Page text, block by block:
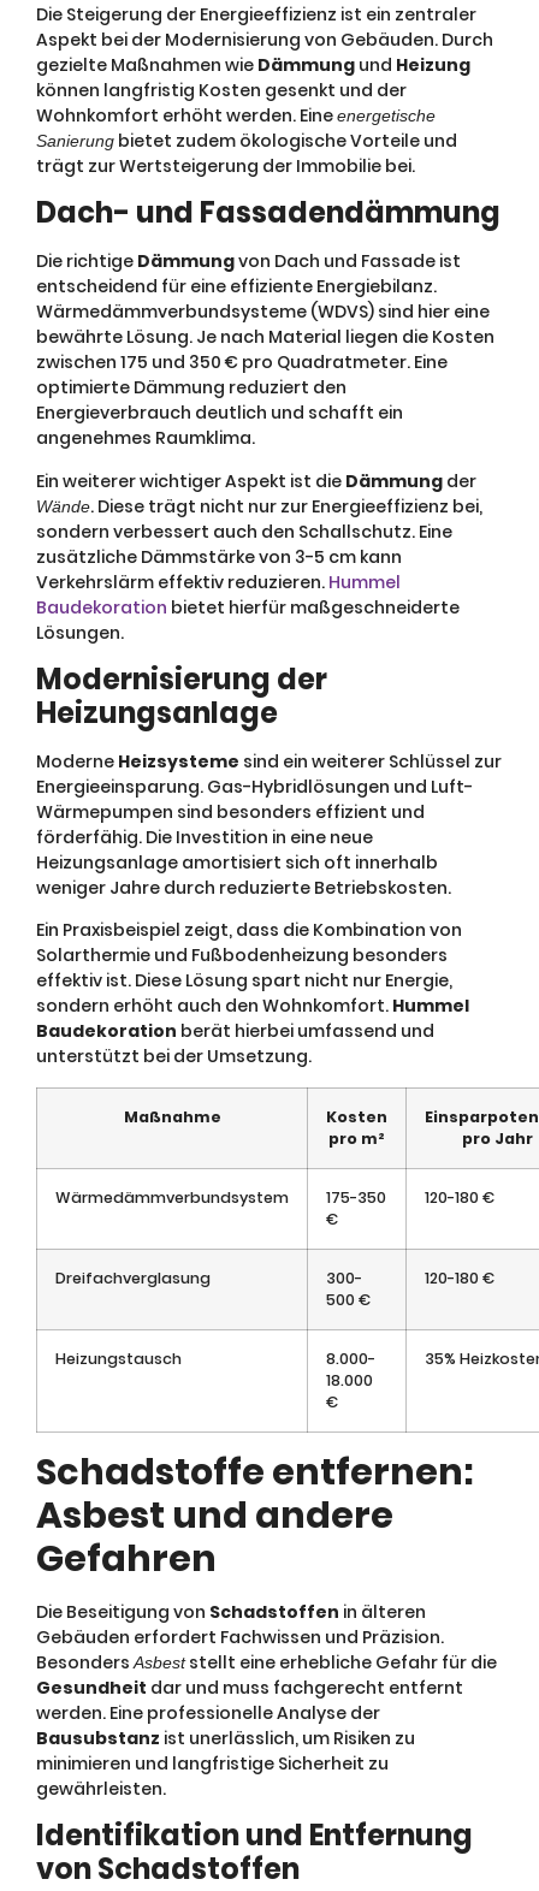
Die Steigerung der Energieeffizienz ist ein zentraler
Aspekt bei der Modernisierung von Gebäuden. Durch
gezielte Maßnahmen wie Dämmung und Heizung
können langfristig Kosten gesenkt und der
Wohnkomfort erhöht werden. Eineenergetische
Sanierung bietet zudem ökologische Vorteile und
trägt zur Wertsteigerung der Immobilie bei.
Dach- und Fassadendämmung
Die richtige Dämmungvon Dach und Fassade ist
entscheidend für eine effiziente Energiebilanz.
Wärmedämmverbundsysteme (WDVS) sind hier eine
bewährte Lösung. Je nach Material liegen die Kosten
zwischen 175 und 350 € pro Quadratmeter. Eine
optimierte Dämmung reduziert den
Energieverbrauch deutlich und schafft ein
angenehmes Raumklima.
Ein weiterer wichtiger Aspekt ist die Dämmung der
Wände. Diese trägt nicht nur zur Energieeffizienz bei,
sondern verbessert auch den Schallschutz. Eine
zusätzliche Dämmstärke von 3-5 cm kann
Verkehrslärm effektiv reduzieren. Hummel
Baudekoration bietet hierfür maßgeschneiderte
Lösungen.
Modernisierung der
Heizungsanlage
Moderne Heizsysteme sind ein weiterer Schlüssel zur
Energieeinsparung. Gas-Hybridlösungen und Luft-
Wärmepumpen sind besonders effizient und
förderfähig. Die Investition in eine neue
Heizungsanlage amortisiert sich oft innerhalb
weniger Jahre durch reduzierte Betriebskosten.
Ein Praxisbeispiel zeigt, dass die Kombination von
Solarthermie und Fußbodenheizung besonders
effektiv ist. Diese Lösung spart nicht nur Energie,
sondern erhöht auch den Wohnkomfort. Hummel
Baudekoration berät hierbei umfassend und
unterstützt bei der Umsetzung.
Maßnahme
Kosten
pro m²
pro Jahr
Wärmedämmverbundsystem
175-350
€
120-180 €
Dreifachverglasung
300-
500 €
120-180 €
Heizungstausch
8.000-
18.000
€
35%
Schadstoffe entfernen:
Asbest und andere
Gefahren
Die Beseitigung von Schadstoffen in älteren
Gebäuden erfordert Fachwissen und Präzision.
BesondersAsbeststellt eine erhebliche Gefahr für die
Gesundheit dar und muss fachgerecht entfernt
werden. Eine professionelle Analyse der
Bausubstanz ist unerlässlich, um Risiken zu
minimieren und langfristige Sicherheit zu
gewährleisten.
Identifikation und Entfernung
von Schadstoffen